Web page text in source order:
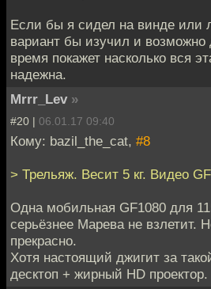
Если бы я сидел на винде или
вариант бы изучил и возможно
время покажет насколько вся
надежна.
Mrrr_Lev »
#20 | 06.01.17 09:40
Кому: bazil_the_cat, #8
> Трельяж. Весит 5 кг. Видео
Одна мобильная GF1080 для
серьёзнее Марева не взлетит.
прекрасно.
Хотя настоящий джигит за
десктоп + жирный HD проектор.